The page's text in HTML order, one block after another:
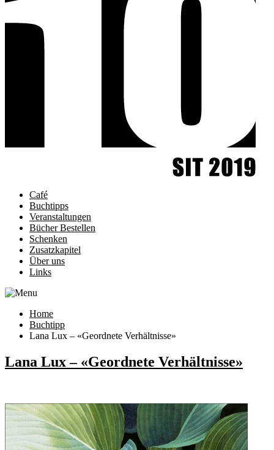
Café
Buchtipps
Veranstaltungen
Bücher Bestellen
Schenken
Zusatzkapitel
Über uns
Links
Home
Buchtipp
Lana Lux – «Geordnete Verhältnisse»
Lana Lux – «Geordnete Verhältnisse»